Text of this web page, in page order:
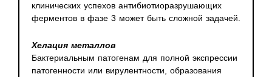
клинических успехов антибиотиоразрушающих
ферментов в фазе 3 может быть сложной задачей.
Хелация металлов
Бактериальным патогенам для полной экспрессии
патогенности или вирулентности, образования